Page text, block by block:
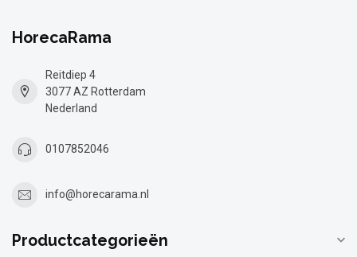
HorecaRama
Reitdiep 4
3077 AZ Rotterdam
Nederland
0107852046
info@horecarama.nl
Productcategorieën